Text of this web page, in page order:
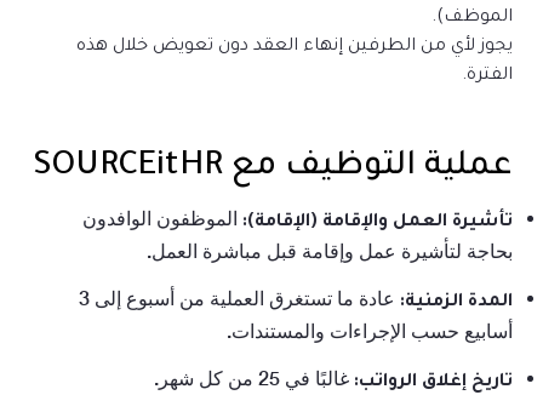
الموظف).
يجوز لأي من الطرفين إنهاء العقد دون تعويض خلال هذه
الفترة.
عملية التوظيف مع SOURCEitHR
تأشيرة العمل والإقامة (الإقامة): الموظفون الوافدون
بحاجة لتأشيرة عمل وإقامة قبل مباشرة العمل.
المدة الزمنية:
عادة ما تستغرق العملية من أسبوع إلى 3
أسابيع حسب الإجراءات والمستندات.
تاريخ إغلاق الرواتب: غالبًا في 25 من كل شهر.